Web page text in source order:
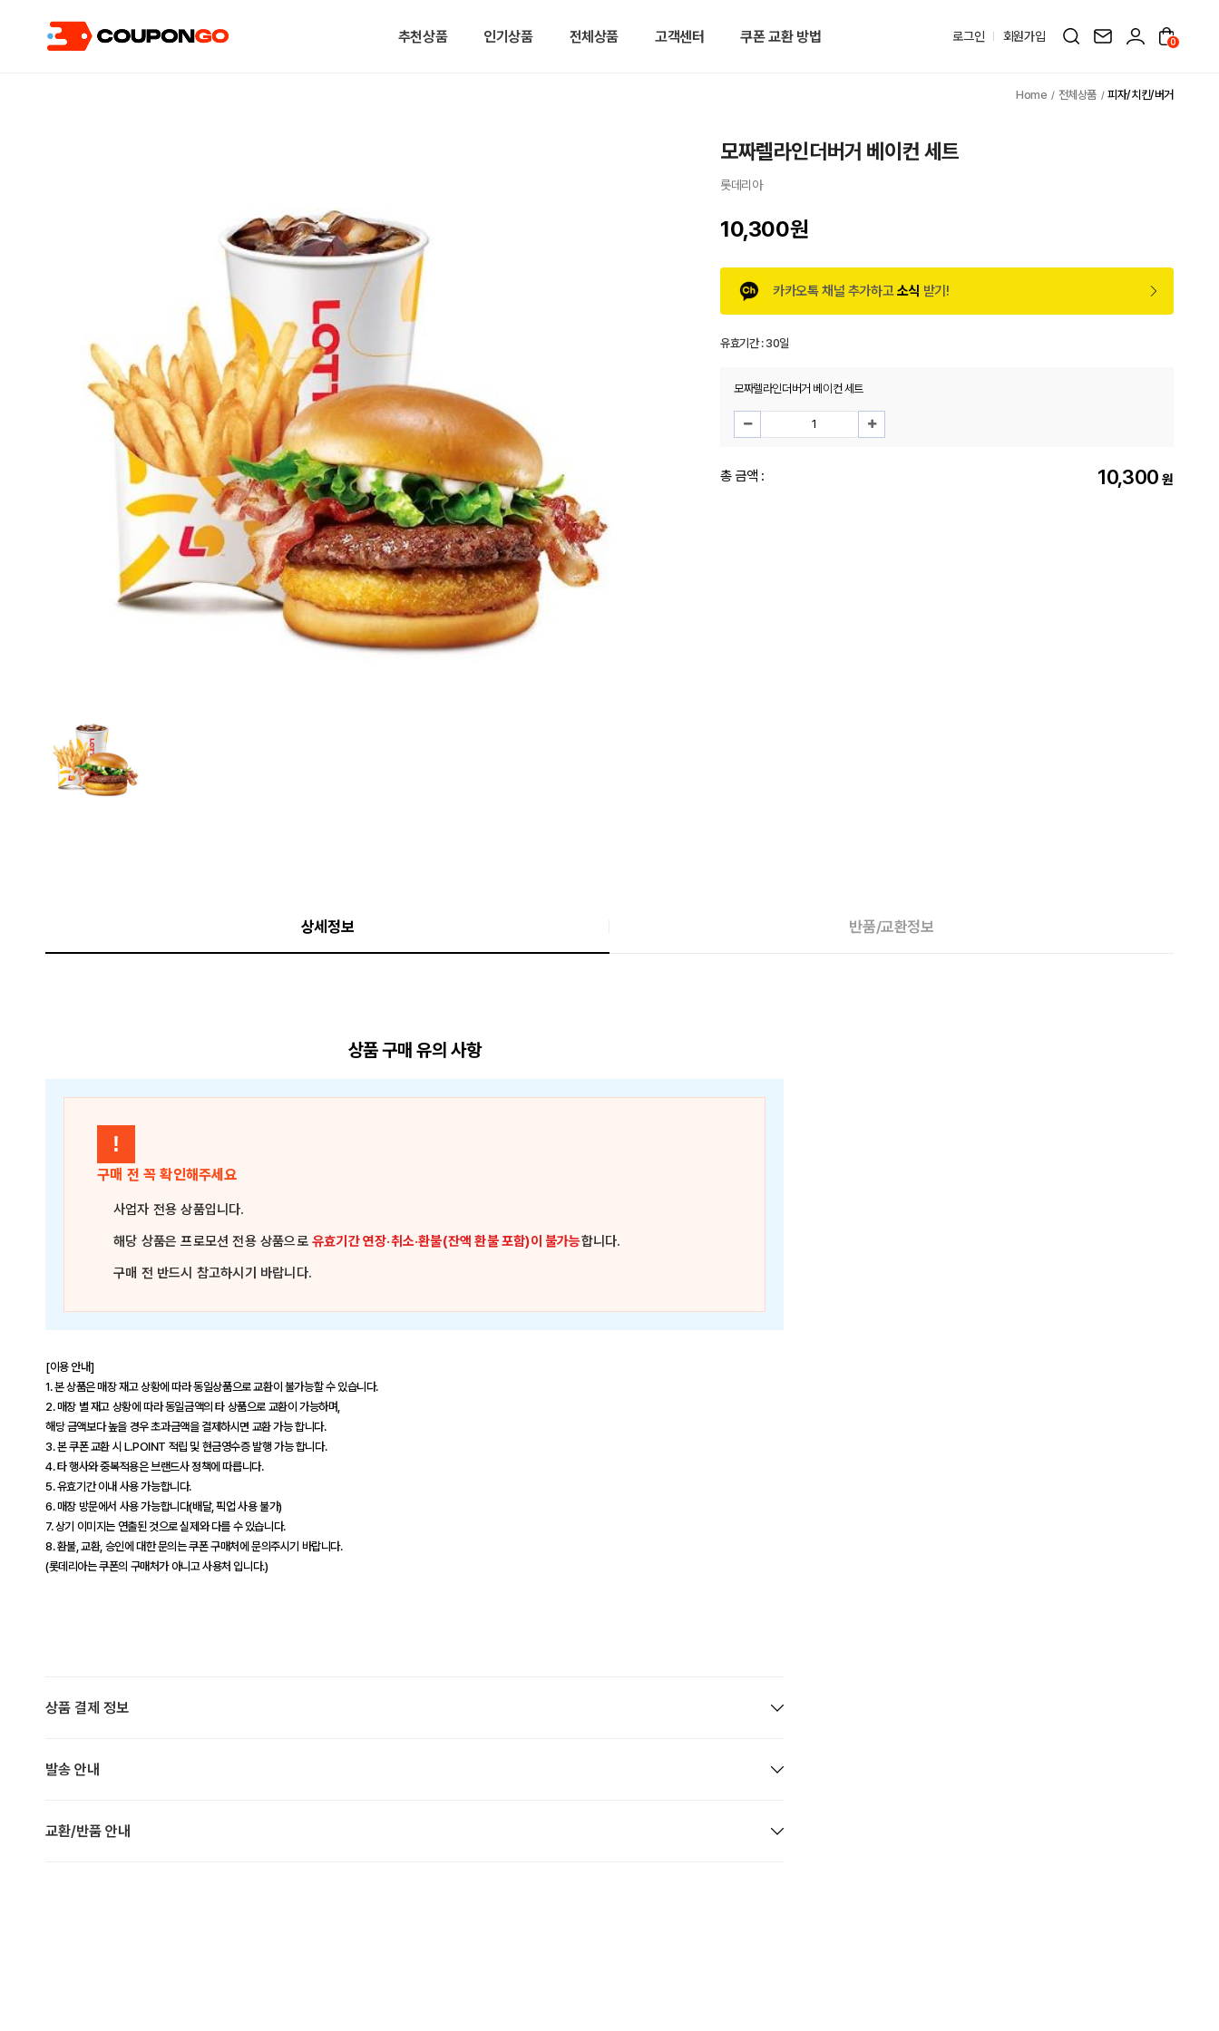
추천상품 인기상품 전체상품 고객센터 쿠폰 교환 방법 로그인 회원가입 0
전체상품 피자/치킨/버거
모짜렐라인더버거 베이컨 세트
롯데리아
10,300원
카카오톡 채널 추가하고소식 받기!
유효기간 :30일
모짜렐라인더버거 베이컨 세트
총 금액 : 10,300 원
상세정보 반품/교환정보
상품 구매 유의 사항
!
구매 전 꼭 확인해주세요
사업자 전용 상품입니다.
해당 상품은프로모션 전용 상품으로유효기간 연장·취소·환불(잔액 환불 포함)이 불가능합니다.
구매 전 반드시 참고하시기 바랍니다.
[이용 안내]
1. 본 상품은 매장 재고 상황에 따라 동일상품으로 교환이 불가능할 수 있습니다.
2. 매장 별 재고 상황에 따라 동일금액의 타 상품으로 교환이 가능하며,
해당 금액보다 높을 경우 초과금액을 결제하시면 교환 가능 합니다.
3. 본 쿠폰 교환 시 L.POINT 적립 및 현금영수증 발행 가능 합니다.
4. 타 행사와 중복적용은 브랜드사 정책에 따릅니다.
5. 유효기간 이내 사용 가능합니다.
6. 매장 방문에서 사용 가능합니다(배달, 픽업 사용 불가)
7. 상기 이미지는 연출된 것으로 실제와 다를 수 있습니다.
8. 환불, 교환, 승인에 대한 문의는 쿠폰 구매처에 문의주시기 바랍니다.
(롯데리아는 쿠폰의 구매처가 아니고 사용처 입니다.)
상품 결제 정보
발송 안내
교환/반품 안내